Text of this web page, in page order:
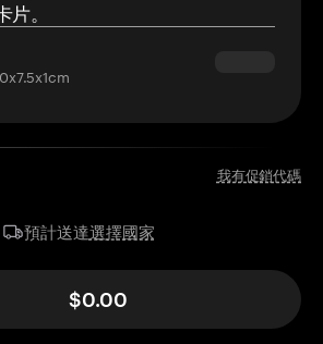
。
我有促銷代碼
預計送達選擇國家
$0.00